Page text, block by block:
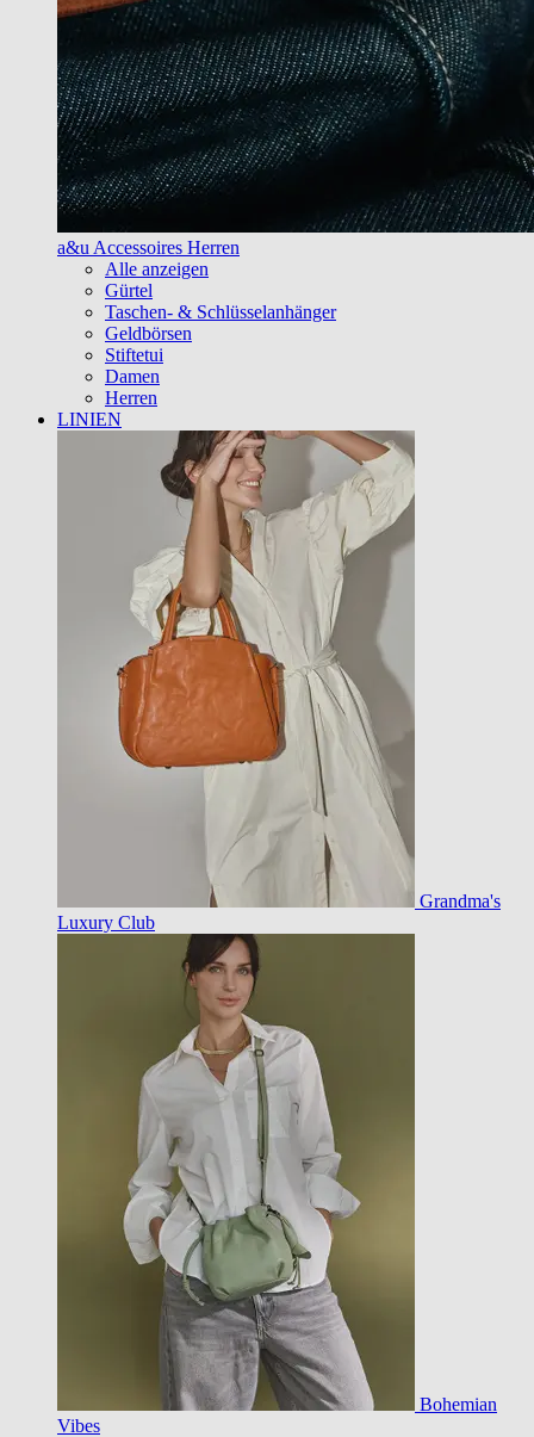
a&u Accessoires Herren
Alle anzeigen
Gürtel
Taschen- & Schlüsselanhänger
Geldbörsen
Stiftetui
Damen
Herren
LINIEN
Grandma's
Luxury Club
Bohemian
Vibes